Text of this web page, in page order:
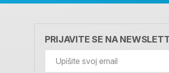
PRIJAVITE SE NA